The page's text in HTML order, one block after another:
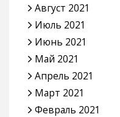
Август 2021
Июль 2021
Июнь 2021
Май 2021
Апрель 2021
Март 2021
Февраль 2021